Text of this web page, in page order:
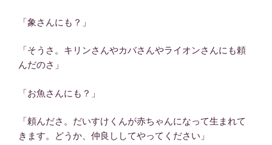
「象さんにも？」
「そうさ。キリンさんやカバさんやライオンさんにも頼
んだのさ」
「お魚さんにも？」
「頼んださ。だいすけくんが赤ちゃんになって生まれて
きます。どうか、仲良ししてやってください」